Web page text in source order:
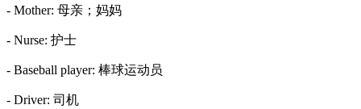
- Mother: 母亲；妈妈
- Nurse: 护士
- Baseball player: 棒球运动员
- Driver: 司机